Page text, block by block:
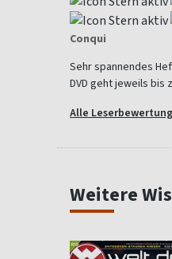
Conqui
Sehr spannendes
DVD geht jeweils bis
Alle
Weitere